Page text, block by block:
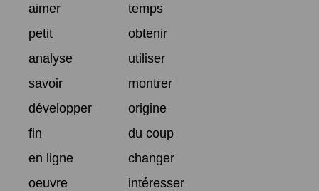
aimer
temps
petit
obtenir
analyse
utiliser
savoir
montrer
développer
origine
fin
du coup
en ligne
changer
oeuvre
intéresser